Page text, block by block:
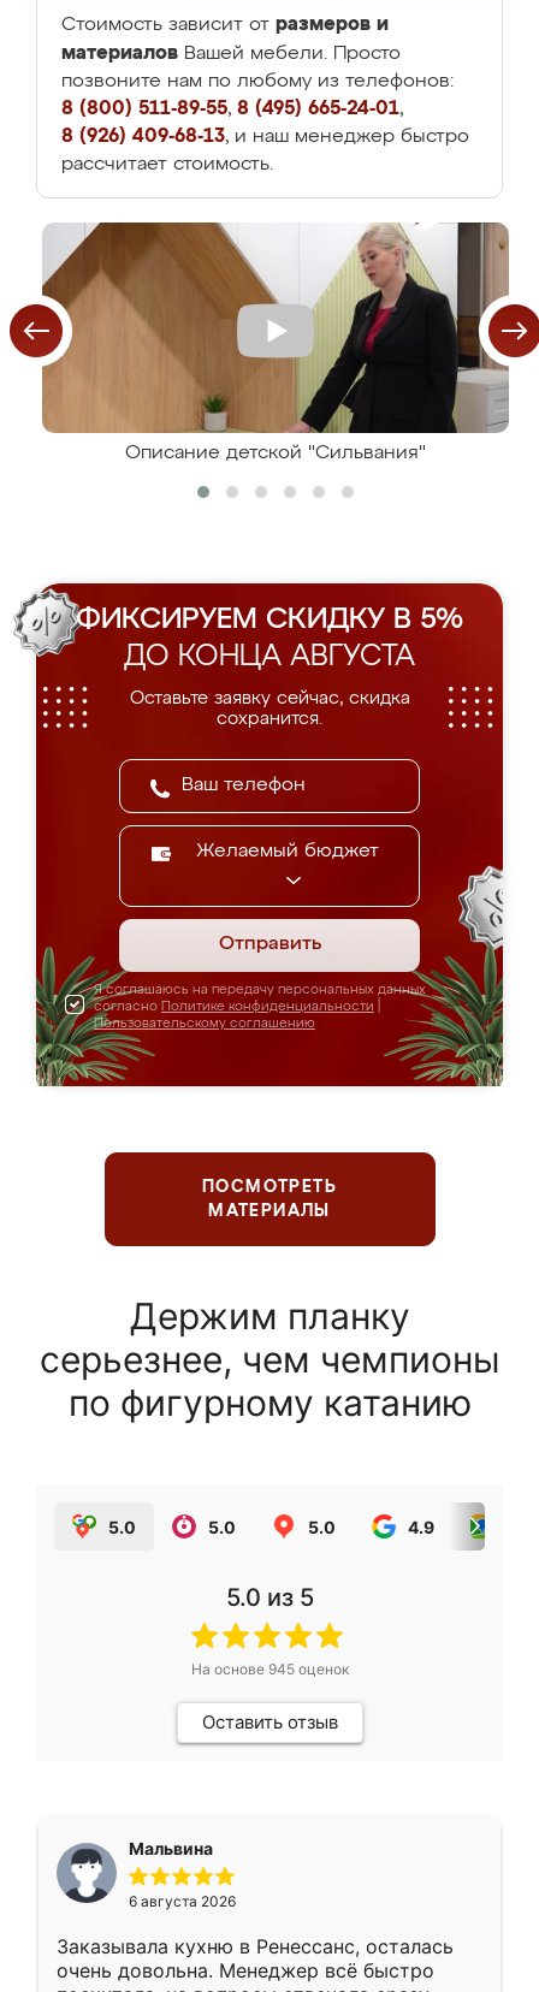
Стоимость зависит от размеров и
материалов Вашей мебели. Просто
позвоните нам по любому из телефонов:
8 (800) 511-89-55, 8 (495) 665-24-01,
8 (926) 409-68-13, и наш менеджер быстро
рассчитает стоимость.
Описание детской "Сильвания"
ФИКСИРУЕМ СКИДКУ В 5%
ДО КОНЦА АВГУСТА
Оставьте заявку сейчас, скидка
сохранится.
Желаемый бюджет
Отправить
Я соглашаюсь на передачу персональных данных
согласно Политике конфиденциальности
Пользовательскому соглашению
ПОСМОТРЕТЬ
МАТЕРИАЛЫ
Держим планку
серьезнее, чем чемпионы
по фигурному катанию
5.0 5.0 5.0 4.9
5.0 из 5
На основе 945оценок
Оставить отзыв
Мальвина
6 августа 2026
Заказывала кухню в Ренессанс, осталась
очень довольна. Менеджер всё быстро